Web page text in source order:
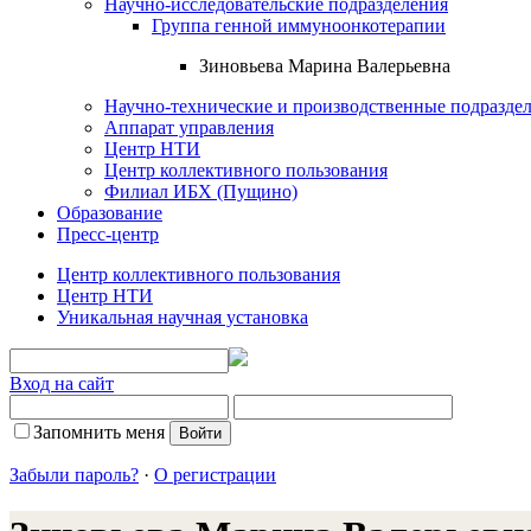
Группа генной иммуноонкотерапии
Зиновьева Марина Валерьевна
Научно-технические и производственные
Аппарат управления
Центр НТИ
Центр коллективного пользования
Филиал ИБХ (Пущино)
Образование
Пресс-центр
Центр коллективного пользования
Центр НТИ
Уникальная научная установка
Вход на сайт
Запомнить меня
Забыли пароль? · О регистрации